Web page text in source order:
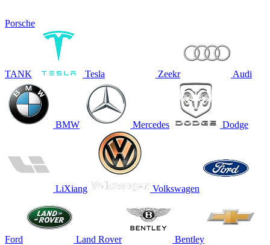
Porsche
TANK Tesla Zeekr Audi
BMW Mercedes Dodge
LiXiang Volkswagen
Ford Land Rover Bentley